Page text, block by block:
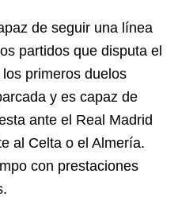
de seguir una línea
partidos que disputa el
primeros duelos
y es capaz de
ante el Real Madrid
al Celta o el Almería.
con prestaciones